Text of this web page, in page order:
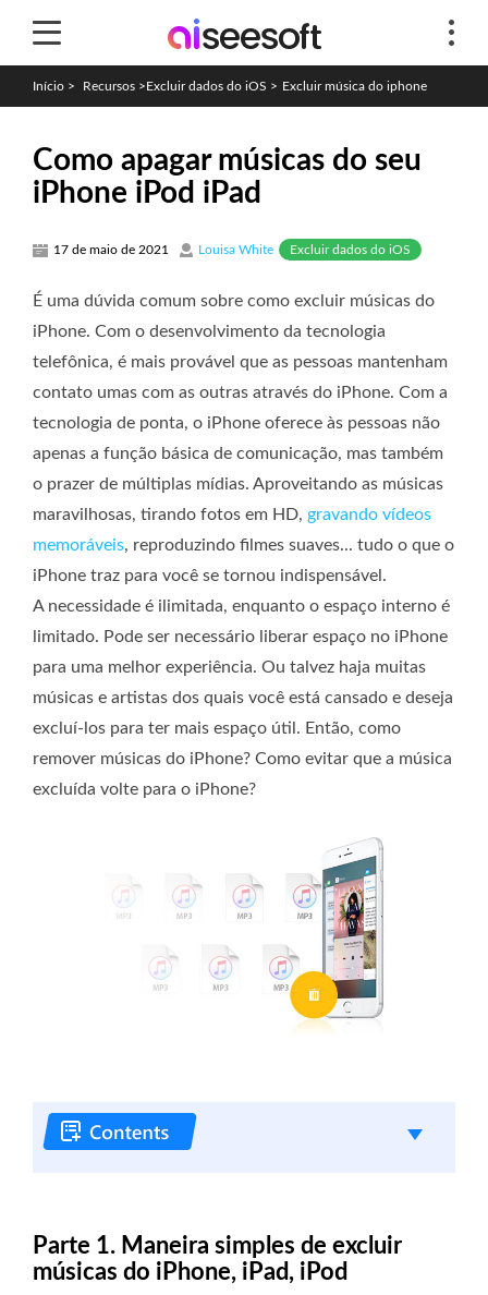
Início > Recursos >Excluir dados do iOS > Excluir música do iphone
Como apagar músicas do seu
iPhone iPod iPad
17 de maio de 2021 Louisa White Excluir dados do iOS
É uma dúvida comum sobre como excluir músicas do
iPhone. Com o desenvolvimento da tecnologia
telefônica, é mais provável que as pessoas mantenham
contato umas com as outras através do iPhone. Com a
tecnologia de ponta, o iPhone oferece às pessoas não
apenas a função básica de comunicação, mas também
o prazer de múltiplas mídias. Aproveitando as músicas
maravilhosas, tirando fotos em HD, gravando vídeos
memoráveis, reproduzindo filmes suaves... tudo o que o
iPhone traz para você se tornou indispensável.
A necessidade é ilimitada, enquanto o espaço interno é
limitado. Pode ser necessário liberar espaço no iPhone
para uma melhor experiência. Ou talvez haja muitas
músicas e artistas dos quais você está cansado e deseja
excluí-los para ter mais espaço útil. Então, como
remover músicas do iPhone? Como evitar que a música
excluída volte para o iPhone?
Parte 1. Maneira simples de excluir
músicas do iPhone, iPad, iPod